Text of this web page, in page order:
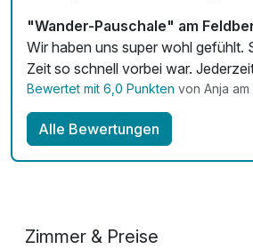
"Wander-Pauschale" am
Wir haben uns super wohl gefühlt.
Zeit so schnell
Bewertet mit 6,0 Punkten von Anja am
Alle Bewertungen
Zimmer & Preise